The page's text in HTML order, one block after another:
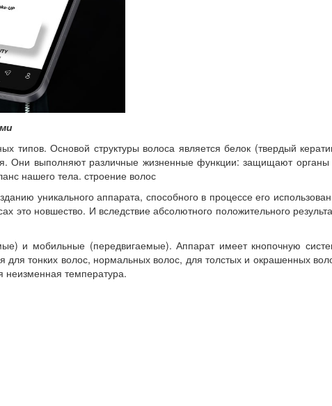
типов. Основой структуры волоса является белок (твердый
Они выполняют различные жизненные функции: защищают органы
нашего тела. строение волос
уникального аппарата, способного в процессе его
это новшество. И вследствие абсолютного положительного
и мобильные (передвигаемые). Аппарат имеет кнопочную
тонких волос, нормальных волос, для толстых и окрашенных
неизменная температура.